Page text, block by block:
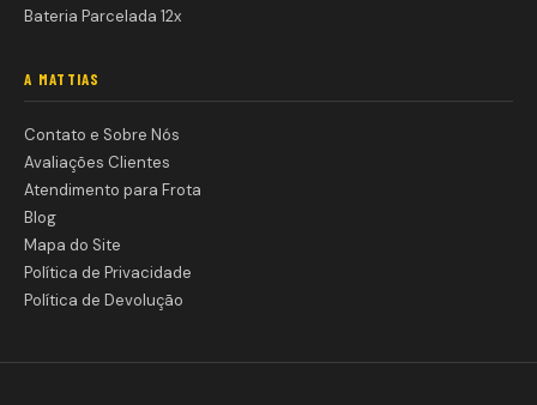
Bateria Parcelada 12x
A MATTIAS
Contato e Sobre Nós
Avaliações Clientes
Atendimento para Frota
Blog
Mapa do Site
Política de Privacidade
Política de Devolução